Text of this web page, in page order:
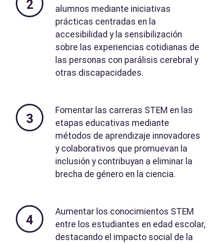
2
alumnos mediante iniciativas
prácticas centradas en la
accesibilidad y la sensibilización
sobre las experiencias cotidianas de
las personas con parálisis cerebral y
otras discapacidades.
3
Fomentar las carreras STEM en las
etapas educativas mediante
métodos de aprendizaje innovadores
y colaborativos que promuevan la
inclusión y contribuyan a eliminar la
brecha de género en la ciencia.
4
Aumentar los conocimientos STEM
entre los estudiantes en edad escolar,
destacando el impacto social de la